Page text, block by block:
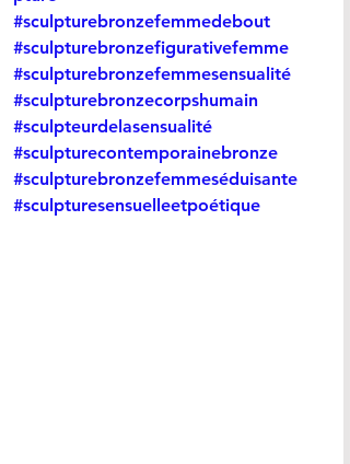
#sculpturebronzefemmedebout
#sculpturebronzefigurativefemme
#sculpturebronzefemmesensualité
#sculpturebronzecorpshumain
#sculpteurdelasensualité
#sculpturecontemporainebronze
#sculpturebronzefemmeséduisante
#sculpturesensuelleetpoétique